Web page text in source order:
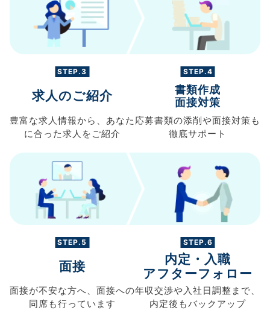
STEP.3
求人のご紹介
豊富な求人情報から、 あなた
に合った求人を ご紹介
STEP.4
書類作成
面接対策
応募書類の添削や面接対策も
徹底サポート
STEP.5
面接
面接が不安な方へ、 面接への
同席も行っています
STEP.6
内定・入職
アフターフォロー
年収交渉や入社日調整まで、
内定後もバックアップ